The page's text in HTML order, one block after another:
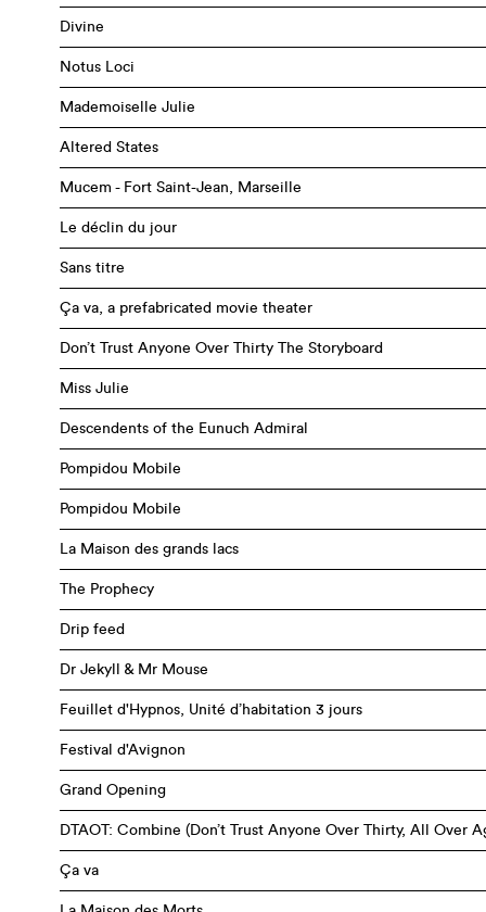
Divine
Notus Loci
Mademoiselle Julie
Altered States
Mucem - Fort Saint-Jean, Marseille
Le déclin du jour
Sans titre
Ça va, a prefabricated movie theater
Don’t Trust Anyone Over Thirty The Storyboard
Miss Julie
Descendents of the Eunuch Admiral
Pompidou Mobile
Pompidou Mobile
La Maison des grands lacs
The Prophecy
Drip feed
Dr Jekyll & Mr Mouse
Feuillet d'Hypnos, Unité d’habitation 3 jours
Festival d'Avignon
Grand Opening
DTAOT: Combine (Don’t Trust Anyone Over Thirty, All Over
Ça va